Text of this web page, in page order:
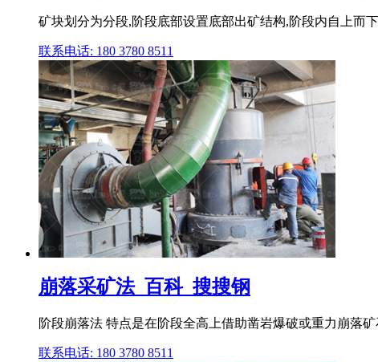
矿块划分为分段,阶段底部设置底部出矿结构,阶段内自上而
联系电话: 180 3780 8511
崩落采矿法_百科_搜搜钢
阶段崩落法 特点是在阶段全高上借助凿岩爆破或重力崩落
联系电话: 180 3780 8511